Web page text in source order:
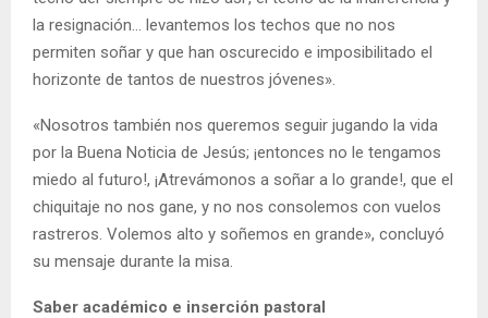
la resignación… levantemos los techos que no nos
permiten soñar y que han oscurecido e imposibilitado el
horizonte de tantos de nuestros jóvenes».
«Nosotros también nos queremos seguir jugando la vida
por la Buena Noticia de Jesús; ¡entonces no le tengamos
miedo al futuro!, ¡Atrevámonos a soñar a lo grande!, que el
chiquitaje no nos gane, y no nos consolemos con vuelos
rastreros. Volemos alto y soñemos en grande», concluyó
su mensaje durante la misa.
Saber académico e inserción pastoral